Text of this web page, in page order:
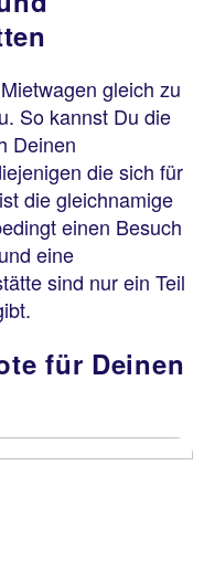
gleich zu
So kannst Du die
Deinen
die sich für
die gleichnamige
einen Besuch
eine
sind nur ein Teil
für Deinen